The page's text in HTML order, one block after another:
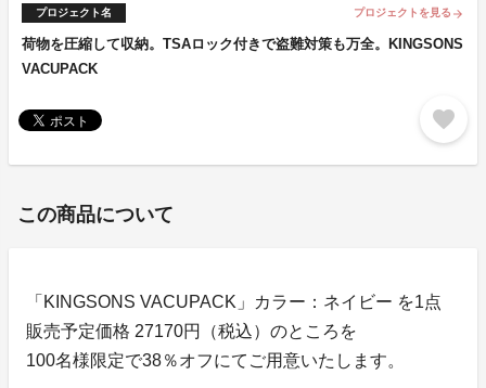
プロジェクト名 プロジェクトを見る arrow_forward
荷物を圧縮して収納。TSAロック付きで盗難対策も万全。KINGSONS
VACUPACK
favorite
この商品について
「KINGSONS VACUPACK」カラー：ネイビー を1点
販売予定価格 27170円（税込）のところを
100名様限定で38％オフにてご用意いたします。